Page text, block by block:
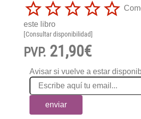
este libro
[Consultar disponibilidad]
PVP. 21,90€
Avisar si vuelve a estar
enviar